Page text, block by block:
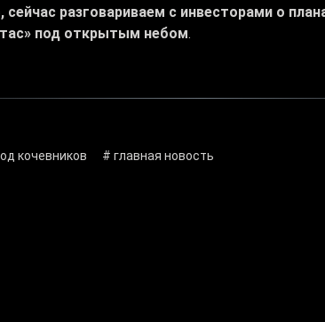
разговариваем с инвесторами о
под открытым небом.
кочевников # главная новость